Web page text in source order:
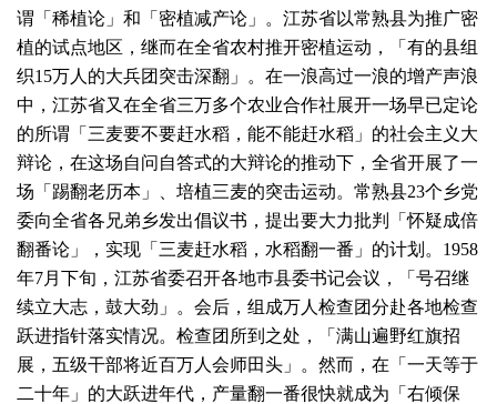
谓「稀植论」和「密植减产论」。江苏省以常熟县为推广密
植的试点地区，继而在全省农村推开密植运动，「有的县组
织15万人的大兵团突击深翻」。在一浪高过一浪的增产声浪
中，江苏省又在全省三万多个农业合作社展开一场早已定论
的所谓「三麦要不要赶水稻，能不能赶水稻」的社会主义大
辩论，在这场自问自答式的大辩论的推动下，全省开展了一
场「踢翻老历本」、培植三麦的突击运动。常熟县23个乡党
委向全省各兄弟乡发出倡议书，提出要大力批判「怀疑成倍
翻番论」，实现「三麦赶水稻，水稻翻一番」的计划。1958
年7月下旬，江苏省委召开各地巿县委书记会议，「号召继
续立大志，鼓大劲」。会后，组成万人检查团分赴各地检查
跃进指针落实情况。检查团所到之处，「满山遍野红旗招
展，五级干部将近百万人会师田头」。然而，在「一天等于
二十年」的大跃进年代，产量翻一番很快就成为「右倾保